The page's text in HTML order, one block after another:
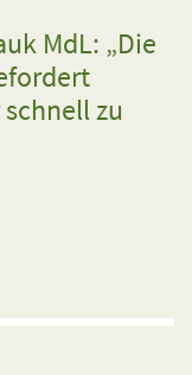
MdL: „Die
zu